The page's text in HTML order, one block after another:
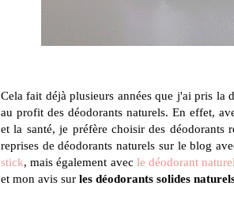
Cela fait déjà plusieurs années que j'ai pris la
au profit des déodorants naturels. En effet,
et la santé, je préfère choisir des
reprises de déodorants naturels sur le blog
stick, mais également avec le déodorant
et mon avis sur les déodorants solides